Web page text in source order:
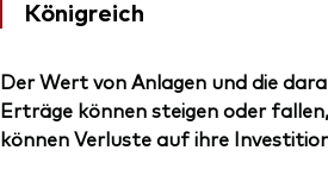
Königreich
Der Wert von Anlagen und die
Erträge können steigen oder
können Verluste auf ihre